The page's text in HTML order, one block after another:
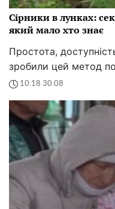
Сірники в лунках:
який мало хто знає
Простота,
зробили цей метод
10:18 30.08